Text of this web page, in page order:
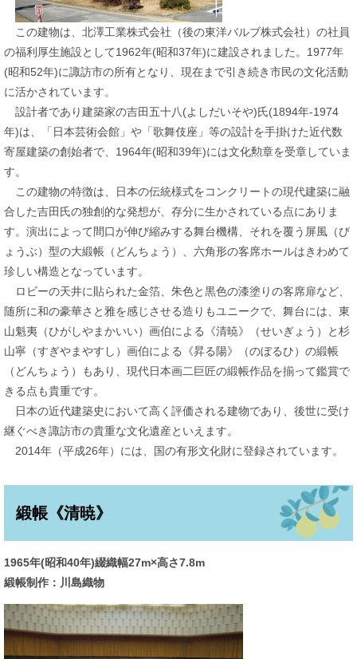
この建物は、北澤工業株式会社（後の東洋バルブ株式会社）の社員
の福利厚生施設として1962年(昭和37年)に建設されました。1977年
(昭和52年)に諏訪市の所有となり、現在まで引き続き市民の文化活動
に活かされています。
設計者であり建築家の吉田五十八(よしだいそや)氏(1894年-1974
年)は、「日本芸術会館」や「歌舞伎座」等の設計を手掛けた近代数
寄屋建築の創始者で、1964年(昭和39年)には文化勲章を受章していま
す。
この建物の特徴は、日本の伝統様式をコンクリートの現代建築に融
合した吉田氏の独創的な発想が、存分に生かされている点にありま
す。演出によって間口が伸び縮みする舞台機構、それを覆う屏風（び
ょうぶ）型の大緞帳（どんちょう）、六角形の客席ホールはきわめて
珍しい構造となっています。
ロビーの天井に貼られた金箔、朱色と黒色の漆塗りの客席扉など、
随所に和の豪華さと雅を感じさせる造りもユニークで、舞台には、東
山魁夷（ひがしやまかいい）画伯による《清暁》（せいぎょう）と杉
山寧（すぎやまやすし）画伯による《昇る陽》（のぼるひ）の緞帳
（どんちょう）もあり、現代日本画二巨匠の緞帳作品を揃って鑑賞で
きる点も貴重です。
日本の近代建築史において高く評価される建物であり、後世に受け
継ぐべき諏訪市の貴重な文化遺産といえます。
2014年（平成26年）には、国の有形文化財に登録されています。
緞帳《清暁》
1965年(昭和40年)綴織幅27m×高さ7.8m
緞帳制作：川島織物